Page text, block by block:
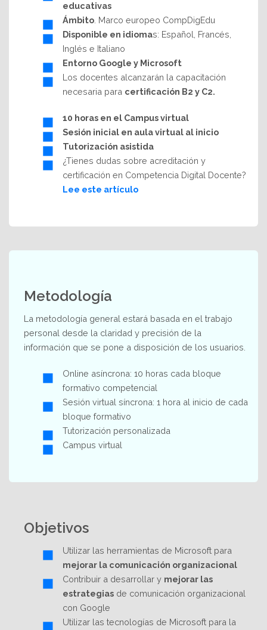
educativas
Ámbito . Marco europeo CompDigEdu
Disponible en idiomas: Español, Francés,
Inglés e Italiano
Entorno Google y Microsoft
Los docentes alcanzarán la capacitación
necesaria para certificación B2 y C2.
10 horas en el Campus virtual
Sesión inicial en aula virtual al inicio
Tutorización asistida
¿Tienes dudas sobre acreditación y
certificación en Competencia Digital Docente?
Lee este artículo
Metodología
La metodología general estará basada en el trabajo
personal desde la claridad y precisión de la
información que se pone a disposición de los usuarios.
Online asíncrona: 10 horas cada bloque
formativo competencial
Sesión virtual síncrona: 1 hora al inicio de cada
bloque formativo
Tutorización personalizada
Campus virtual
Objetivos
Utilizar las herramientas de Microsoft para
mejorar la comunicación organizacional
Contribuir a desarrollar y mejorar las
estrategias de comunicación organizacional
con Google
Utilizar las tecnologías de Microsoft para la